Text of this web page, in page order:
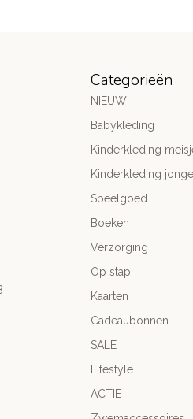
Categorieën
NIEUW
Babykleding
Kinderkleding
Kinderkleding
Speelgoed
Boeken
Verzorging
Op stap
Kaarten
Cadeaubonnen
SALE
Lifestyle
ACTIE